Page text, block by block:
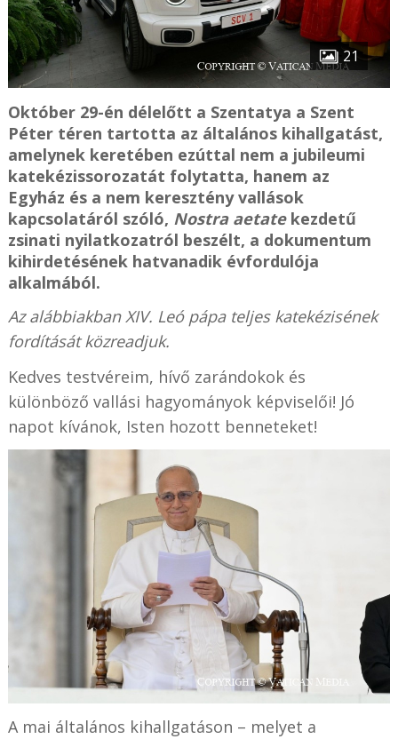
21
Október 29-én délelőtt a Szentatya a Szent
Péter téren tartotta az általános kihallgatást,
amelynek keretében ezúttal nem a jubileumi
katekézissorozatát folytatta, hanem az
Egyház és a nem keresztény vallások
kapcsolatáról szóló, Nostra aetatekezdetű
zsinati nyilatkozatról beszélt, a dokumentum
kihirdetésének hatvanadik évfordulója
alkalmából.
Az alábbiakban XIV. Leó pápa teljes katekézisének
fordítását közreadjuk.
Kedves testvéreim, hívő zarándokok és
különböző vallási hagyományok képviselői! Jó
napot kívánok, Isten hozott benneteket!
A mai általános kihallgatáson – melyet a